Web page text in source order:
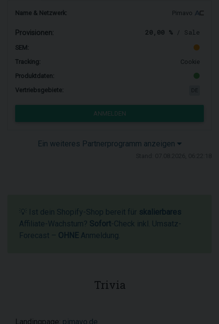
Name & Netzwerk: Pimavo
Provisionen: 20,00 % / Sale
SEM:
Tracking:
Cookie
Produktdaten:
Vertriebsgebiete:
ANMELDEN
Ein weiteres Partnerprogramm anzeigen
💡 Ist dein Shopify-Shop bereit für skalierbares
Affiliate-Wachstum? Sofort-Check inkl. Umsatz-
Forecast – OHNE Anmeldung.
Trivia
Landingpage: pimavo.de